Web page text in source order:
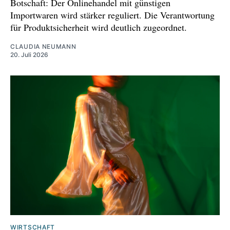
Botschaft: Der Onlinehandel mit günstigen
Importwaren wird stärker reguliert. Die Verantwortung
für Produktsicherheit wird deutlich zugeordnet.
CLAUDIA NEUMANN
20. Juli 2026
WIRTSCHAFT